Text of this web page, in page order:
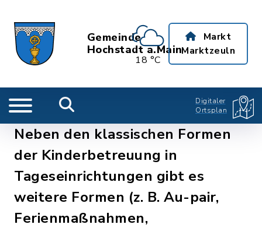
Gemeinde
Hochstadt a.Main
18 °C
Markt
Marktzeuln
Digitaler
Ortsplan
Neben den klassischen Formen
der Kinderbetreuung in
Tageseinrichtungen gibt es
weitere Formen (z. B. Au-pair,
Ferienmaßnahmen,